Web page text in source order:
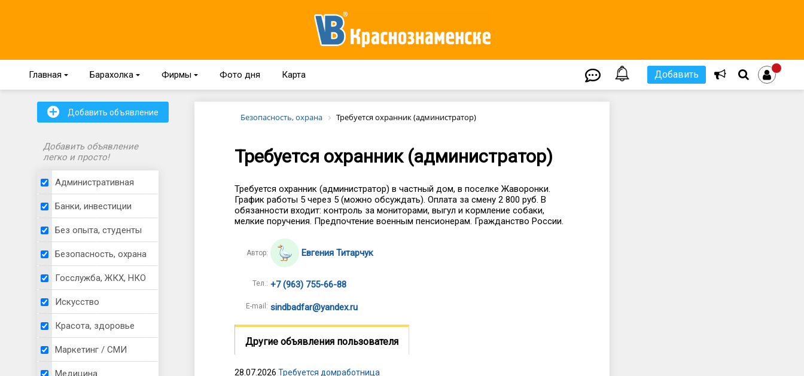
Главная { Барахолка { Фирмы { Фото дня Карта Добавить
+ Добавить объявление
Добавить объявление
легко и просто!
Административная
Банки, инвестиции
Без опыта, студенты
Безопасность, охрана
Госслужба, ЖКХ, НКО
Искусство
Красота, здоровье
Маркетинг / СМИ
Медицина
Безопасность, охрана Требуется охранник (администратор)
Требуется охранник (администратор)
Требуется охранник (администратор) в частный дом, в поселке Жаворонки.
График работы 5 через 5 (можно обсуждать). Оплата за смену 2 800 руб. В
обязанности входит: контроль за мониторами, выгул и кормление собаки,
мелкие поручения. Предпочтение военным пенсионерам. Гражданство России.
Автор: Евгения Титарчук
Тел.: +7 (963) 755-66-88
E-mail: sindbadfar@yandex.ru
Другие объявления пользователя
28.07.2026 Требуется домработница